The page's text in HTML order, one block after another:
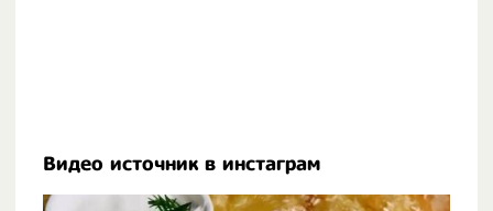
Видео источник в инстаграм